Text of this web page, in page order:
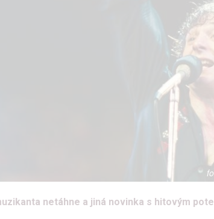
netáhne a jiná novinka s hitovým